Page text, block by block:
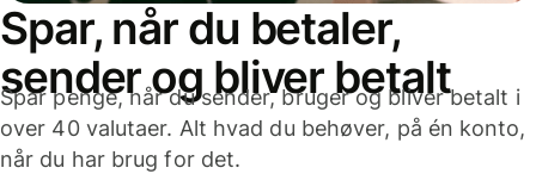
Spar, når du betaler,
sender og bliver betalt
Spar penge, når du sender, bruger og bliver betalt i
over 40 valutaer. Alt hvad du behøver, på én konto,
når du har brug for det.